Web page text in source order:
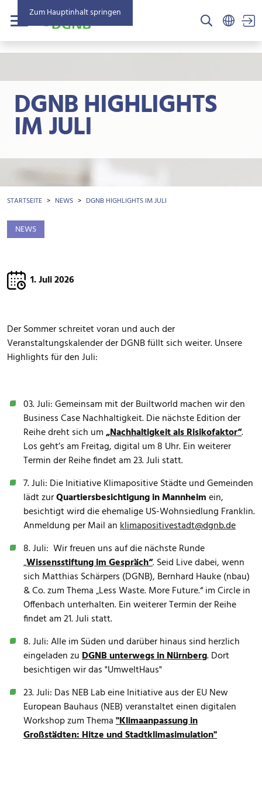
Zum Hauptinhalt springen
Menü
DGNB HIGHLIGHTS
IM JULI
BROTKRÜMEL
STARTSEITE NEWS DGNB HIGHLIGHTS IM JULI
NEWS
1. Juli 2026
Der Sommer schreitet voran und auch der
Veranstaltungskalender der DGNB füllt sich weiter. Unsere
Highlights für den Juli:
03. Juli: Gemeinsam mit der Builtworld machen wir den
Business Case Nachhaltigkeit. Die nächste Edition der
Reihe dreht sich um„Nachhaltigkeit als Risikofaktor“.
Los geht’s am Freitag, digital um 8 Uhr. Ein weiterer
Termin der Reihe findet am 23. Juli statt.
7. Juli: Die Initiative Klimapositive Städte und Gemeinden
lädt zurQuartiersbesichtigung in Mannheimein,
besichtigt wird die ehemalige US-Wohnsiedlung Franklin.
Anmeldung per Mail anklimapositivestadt@dgnb.de
8. Juli: Wir freuen uns auf die nächste Runde
„Wissensstiftung im Gespräch“. Seid Live dabei, wenn
sich Matthias Schärpers (DGNB), Bernhard Hauke (nbau)
& Co. zum Thema „Less Waste. More Future.“ im Circle in
Offenbach unterhalten. Ein weiterer Termin der Reihe
findet am 21. Juli statt.
8. Juli: Alle im Süden und darüber hinaus sind herzlich
eingeladen zuDGNB unterwegs in Nürnberg. Dort
besichtigen wir das "UmweltHaus"
23. Juli: Das NEB Lab eine Initiativeaus der EU New
European Bauhaus (NEB) veranstaltet einen digitalen
Workshop zum Thema"Klimaanpassung in
Großstädten: Hitze und Stadtklimasimulation"